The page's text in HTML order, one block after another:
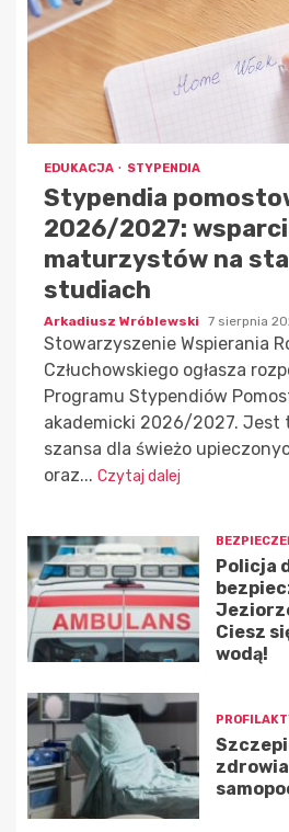
EDUKACJA STYPENDIA
Stypendia
2026/2027:
maturzystów na
studiach
Arkadiusz Wróblewski 7 sierpnia
Stowarzyszenie Wspierania
Człuchowskiego ogłasza
Programu Stypendiów
akademicki 2026/2027. Jest
szansa dla świeżo
oraz... Czytaj dalej
Policja
Ciesz
wodą!